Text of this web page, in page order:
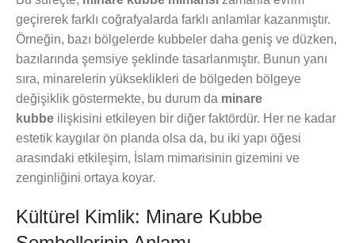
geçirerek farklı coğrafyalarda farklı anlamlar kazanmıştır.
Örneğin, bazı bölgelerde kubbeler daha geniş ve düzken,
bazılarında şemsiye şeklinde tasarlanmıştır. Bunun yanı
sıra, minarelerin yükseklikleri de bölgeden bölgeye
değişiklik göstermekte, bu durum da minare
kubbe ilişkisini etkileyen bir diğer faktördür. Her ne kadar
estetik kaygılar ön planda olsa da, bu iki yapı öğesi
arasındaki etkileşim, İslam mimarisinin gizemini ve
zenginliğini ortaya koyar.
Kültürel Kimlik: Minare Kubbe